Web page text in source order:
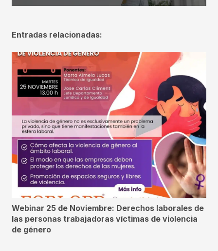
Entradas relacionadas:
Webinar 25 de Noviembre: Derechos laborales de
las personas trabajadoras víctimas de violencia
de género